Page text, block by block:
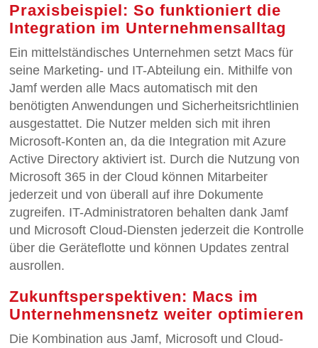
Praxisbeispiel: So funktioniert die
Integration im Unternehmensalltag
Ein mittelständisches Unternehmen setzt Macs für
seine Marketing- und IT-Abteilung ein. Mithilfe von
Jamf werden alle Macs automatisch mit den
benötigten Anwendungen und Sicherheitsrichtlinien
ausgestattet. Die Nutzer melden sich mit ihren
Microsoft-Konten an, da die Integration mit Azure
Active Directory aktiviert ist. Durch die Nutzung von
Microsoft 365 in der Cloud können Mitarbeiter
jederzeit und von überall auf ihre Dokumente
zugreifen. IT-Administratoren behalten dank Jamf
und Microsoft Cloud-Diensten jederzeit die Kontrolle
über die Geräteflotte und können Updates zentral
ausrollen.
Zukunftsperspektiven: Macs im
Unternehmensnetz weiter optimieren
Die Kombination aus Jamf, Microsoft und Cloud-